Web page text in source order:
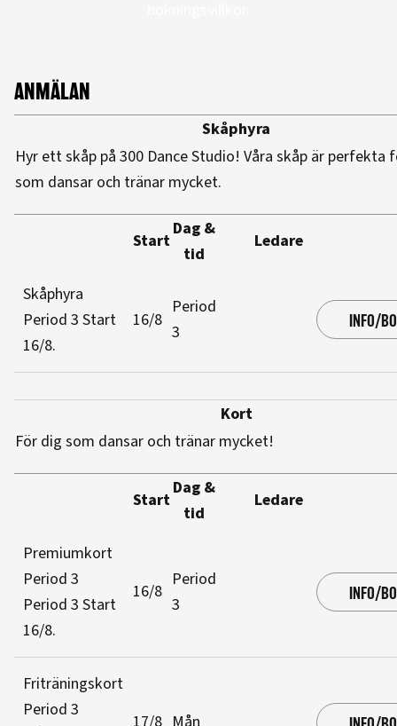
ANMÄLAN
Skåphyra
Hyr ett skåp på 300 Dance Studio! Våra skåp är perfekta
som dansar och tränar mycket.
Start
Dag &
tid
Ledare
Skåphyra
Period 3 Start
16/8.
16/8
Period
3
INFO/
Kort
För dig som dansar och tränar mycket!
Start
Dag &
tid
Ledare
Premiumkort
Period 3
Period 3 Start
16/8.
16/8
Period
3
INFO/
Friträningskort
Period 3